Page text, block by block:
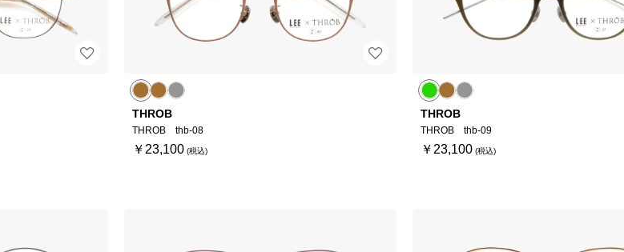
THROB
THROB thb-08
￥23,100
THROB
THROB thb-09
￥23,100